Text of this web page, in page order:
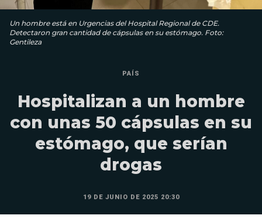
Un hombre está en Urgencias del Hospital Regional de CDE.
Detectaron gran cantidad de cápsulas en su estómago. Foto:
Gentileza
PAÍS
Hospitalizan a un hombre
con unas 50 cápsulas en su
estómago, que serían
drogas
19 DE JUNIO DE 2025 20:30